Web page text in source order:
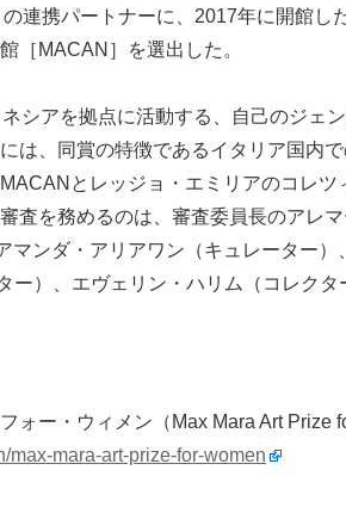
連携パートナーに、2017年に開館し
［MACAN］を選出した。
シアを拠点に活動する、自己のジェ
は、同賞の特徴であるイタリア国内
とレッジョ・エミリアのコレツ
査を務めるのは、審査委員長のアレ
マンダ・アリアワン（キュレーター）
ー）、エヴェリン・ハリム（コレク
ォー・ウィメン（Max Mara Art Prize
max-mara-art-prize-for-women